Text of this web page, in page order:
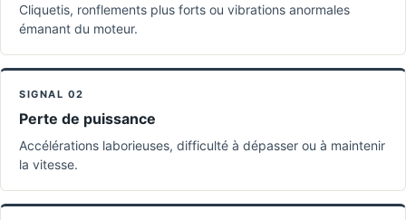
Cliquetis, ronflements plus forts ou vibrations anormales
émanant du moteur.
SIGNAL 02
Perte de puissance
Accélérations laborieuses, difficulté à dépasser ou à maintenir
la vitesse.